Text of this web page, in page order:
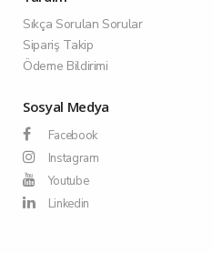
Sıkça Sorulan Sorular
Sipariş Takip
Ödeme Bildirimi
Sosyal Medya
Facebook
Instagram
Youtube
Linkedin